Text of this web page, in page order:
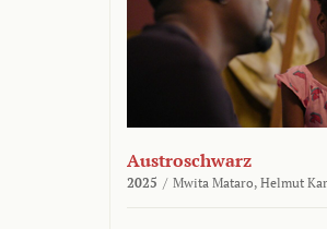
Austroschwarz
2025 / Mwita Mataro, Helmut